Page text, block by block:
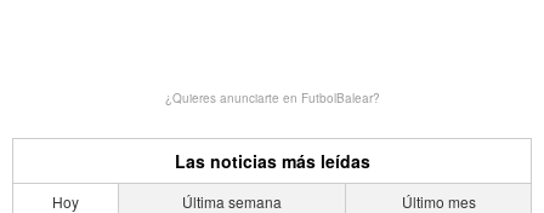
¿Quieres anunciarte en FutbolBalear?
Las noticias más leídas
Hoy Última semana Último mes